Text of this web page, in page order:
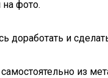
на фото.
и
из